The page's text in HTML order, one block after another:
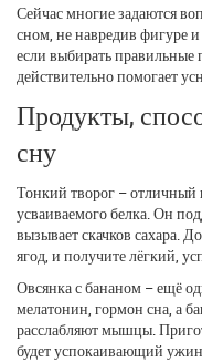
Сейчас многие задаются
сном, не навредив фигуре
если выбирать
действительно помогает
Продукты,
сну
Тонкий творог – отличный
усваиваемого белка. Он
вызывает скачков сахара.
ягод, и получите лёгкий,
Овсянка с бананом – ещё
мелатонин, гормон сна, а
расслабляют мышцы.
будет успокаивающий ужин